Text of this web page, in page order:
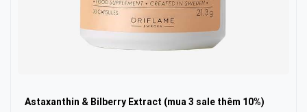
Astaxanthin & Bilberry Extract (mua 3 sale thêm 10%)